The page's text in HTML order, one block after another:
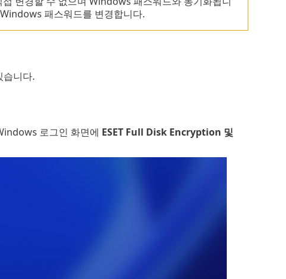
패스워드를 변경합니다.
습니다.
로그인 화면에 ESET Full Disk Encryption 및